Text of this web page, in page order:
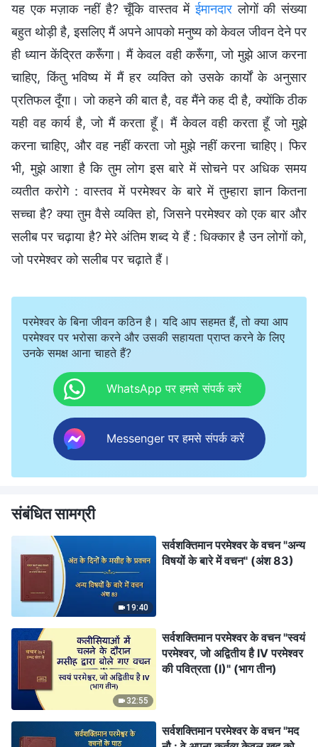
यह एक मज़ाक नहीं है? चूँकि वास्तव मेंईमानदार लोगों की संख्या
बहुत थोड़ी है, इसलिए मैं अपने आपको मनुष्य को केवल जीवन देने पर
ही ध्यान केंद्रित करूँगा। मैं केवल वही करूँगा, जो मुझे आज करना
चाहिए, किंतु भविष्य में मैं हर व्यक्ति को उसके कार्यों के अनुसार
प्रतिफल दूँगा। जो कहने की बात है, वह मैंने कह दी है, क्योंकि ठीक
यही वह कार्य है, जो मैं करता हूँ। मैं केवल वही करता हूँ जो मुझे
करना चाहिए, और वह नहीं करता जो मुझे नहीं करना चाहिए। फिर
भी, मुझे आशा है कि तुम लोग इस बारे में सोचने पर अधिक समय
व्यतीत करोगे : वास्तव में परमेश्वर के बारे में तुम्हारा ज्ञान कितना
सच्चा है? क्या तुम वैसे व्यक्ति हो, जिसने परमेश्वर को एक बार और
सलीब पर चढ़ाया है? मेरे अंतिम शब्द ये हैं : धिक्कार है उन लोगों को,
जो परमेश्वर को सलीब पर चढ़ाते हैं।
परमेश्वर के बिना जीवन कठिन है। यदि आप सहमत हैं, तो क्या आप
परमेश्वर पर भरोसा करने और उसकी सहायता प्राप्त करने के लिए
उनके समक्ष आना चाहते हैं?
WhatsApp पर हमसे संपर्क करें
Messenger पर हमसे संपर्क करें
संबंधित सामग्री
19:40
सर्वशक्तिमान परमेश्वर के वचन "अन्य
विषयों के बारे में वचन" (अंश 83)
32:55
सर्वशक्तिमान परमेश्वर के वचन "स्वयं
परमेश्वर, जो अद्वितीय है IV परमेश्वर
की पवित्रता (I)" (भाग तीन)
सर्वशक्तिमान परमेश्वर के वचन "मद